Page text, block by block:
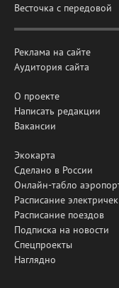
Весточка с передовой
Реклама на сайте
Аудитория сайта
О проекте
Написать редакции
Вакансии
Экокарта
Сделано в России
Онлайн-табло
Расписание электричек
Расписание поездов
Подписка на новости
Спецпроекты
Наглядно